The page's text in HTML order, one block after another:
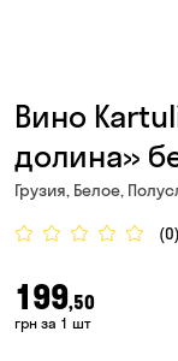
Вино
долина»
Грузия, Белое,
(0)
199,50
грн за 1 шт